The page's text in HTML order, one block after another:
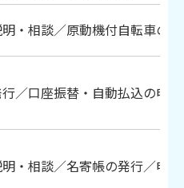
・相談／原動機付自転車の
／口座振替・自動払込の申
・相談／名寄帳の発行／申